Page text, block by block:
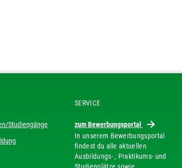
Studiengänge
SERVICE
zum Bewerbungsportal
In unserem Bewerbungsportal
findest du alle aktuellen
Ausbildungs- , Praktikums- und